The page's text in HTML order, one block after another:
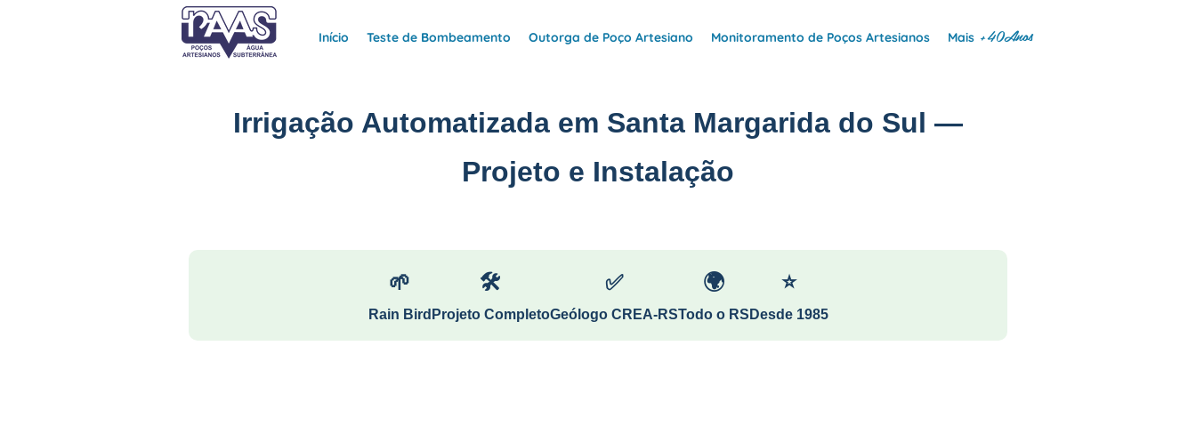
Início Teste de Bombeamento Outorga de Poço Artesiano Monitoramento de Poços Artesianos Mais +40Anos
Irrigação Automatizada em Santa Margarida do Sul —
Projeto e Instalação
🌱
Rain Bird
🛠
Projeto Completo
✅
Geólogo CREA-RS
🌍
Todo o RS
⭐
Desde 1985